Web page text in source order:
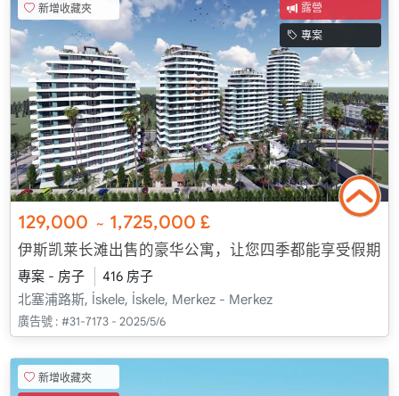
新增收藏夾 露營
專案
129,000 ~ 1,725,000£
伊斯凯莱长滩出售的豪华公寓，让您四季都能享受假期
專案 - 房子
416 房子
北塞浦路斯, İskele, İskele, Merkez - Merkez
廣告號 : #31-7173 - 2025/5/6
新增收藏夾